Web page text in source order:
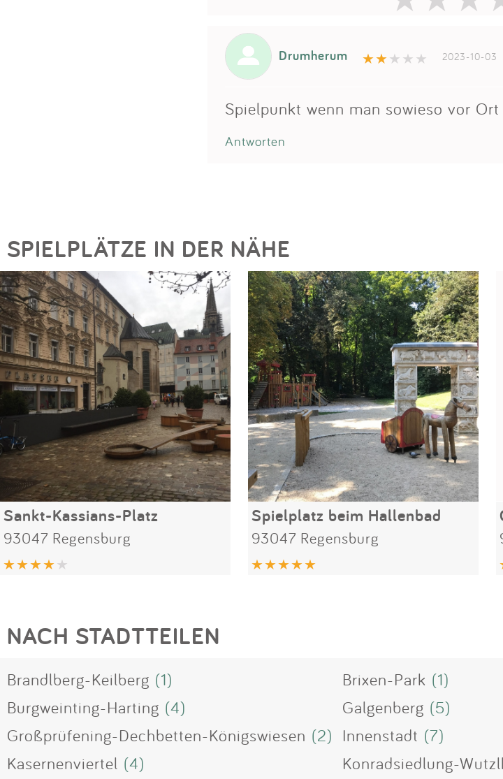
Drumherum 2023-10-03
Spielpunkt wenn man sowieso vor
Antworten
SPIELPLÄTZE IN DER NÄHE
Sankt-Kassians-Platz
93047 Regensburg
Spielplatz beim Hallenbad
93047 Regensburg
NACH STADTTEILEN
Brandlberg-Keilberg (1) Brixen-Park (1)
Burgweinting-Harting (4) Galgenberg (5)
Großprüfening-Dechbetten-Königswiesen (2) Innenstadt (7)
Kasernenviertel (4) Konradsiedlung-